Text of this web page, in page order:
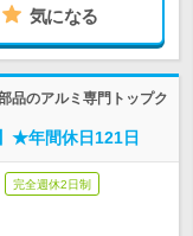
気になる
品のアルミ専門トップク
★年間休日121日
完全週休2日制